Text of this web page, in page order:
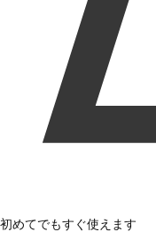
初めてでもすぐ使えます